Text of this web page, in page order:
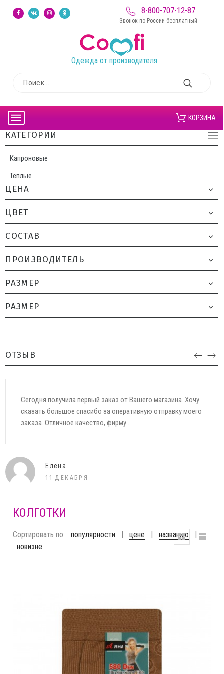
8-800-707-12-87
Звонок по России бесплатный
Одежда от производителя
КОРЗИНА
КАТЕГОРИИ
Капроновые
Тёплые
ЦЕНА
ЦВЕТ
CОСТАВ
ПРОИЗВОДИТЕЛЬ
РАЗМЕР
РАЗМЕР
ОТЗЫВ
Всегда отличное качество товара. Заказываю уже
несколько лет. Особенное отношение к покупателям.
Особенная благодарность сбощику Марии! Развития и...
Оксана Устинова
03 ИЮЛЯ
КОЛГОТКИ
Сортировать по: популярности | цене | названию
|
новизне